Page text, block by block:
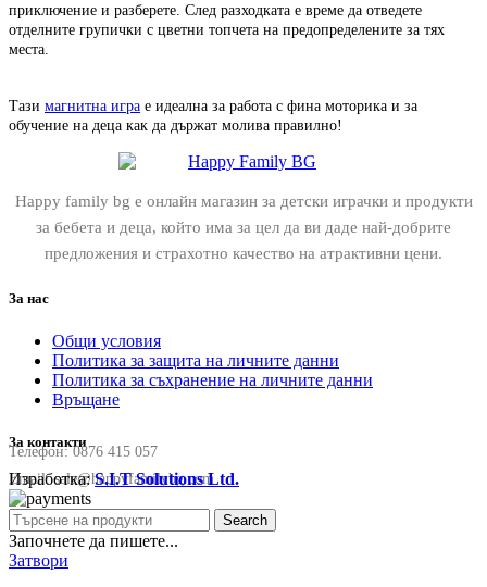
приключение и разберете. След разходката е време да отведете
отделните групички с цветни топчета на предопределените за тях
места.
Тази магнитна игра е идеална за работа с фина моторика и за
обучение на деца как да държат молива правилно!
Happy family bg е онлайн магазин за детски играчки и продукти
за бебета и деца, който има за цел да ви даде най-добрите
предложения и страхотно качество на атрактивни цени.
За нас
Общи условия
Политика за защита на личните данни
Политика за съхранение на личните данни
Връщане
За контакти
Телефон:0876 415 057
Email:sale@happyfamilybg.com
Изработка:S.I.T Solutions Ltd.
Search
Започнете да пишете...
Затвори